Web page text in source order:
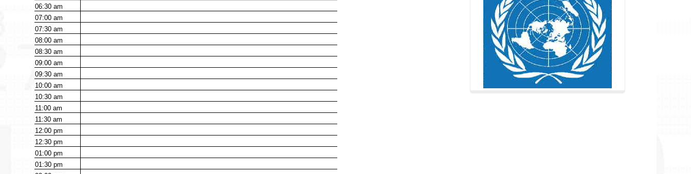
06:30am
07:00am
07:30am
08:00am
08:30am
09:00am
09:30am
10:00am
10:30am
11:00am
11:30am
12:00pm
12:30pm
01:00pm
01:30pm